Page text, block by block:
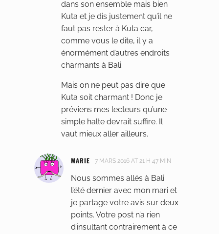
dans son ensemble mais bien
Kuta et je dis justement qu’il ne
faut pas rester à Kuta car,
comme vous le dite, il y a
énormément d’autres endroits
charmants à Bali.
Mais on ne peut pas dire que
Kuta soit charmant ! Donc je
préviens mes lecteurs qu’une
simple halte devrait suffire. Il
vaut mieux aller ailleurs.
MARIE 7 MARS 2016 AT 21 H 47 MIN
Nous sommes allés à Bali
l’été dernier avec mon mari et
je partage votre avis sur deux
points. Votre post n’a rien
d’insultant contrairement à ce